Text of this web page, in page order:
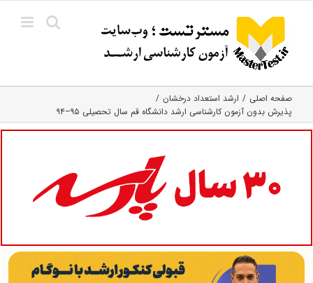
content
صفحه اصلی
ارشد استعداد درخشان
پذیرش بدون آزمون کارشناسی ارشد دانشگاه قم سال تحصیلی ۹۵–۹۴